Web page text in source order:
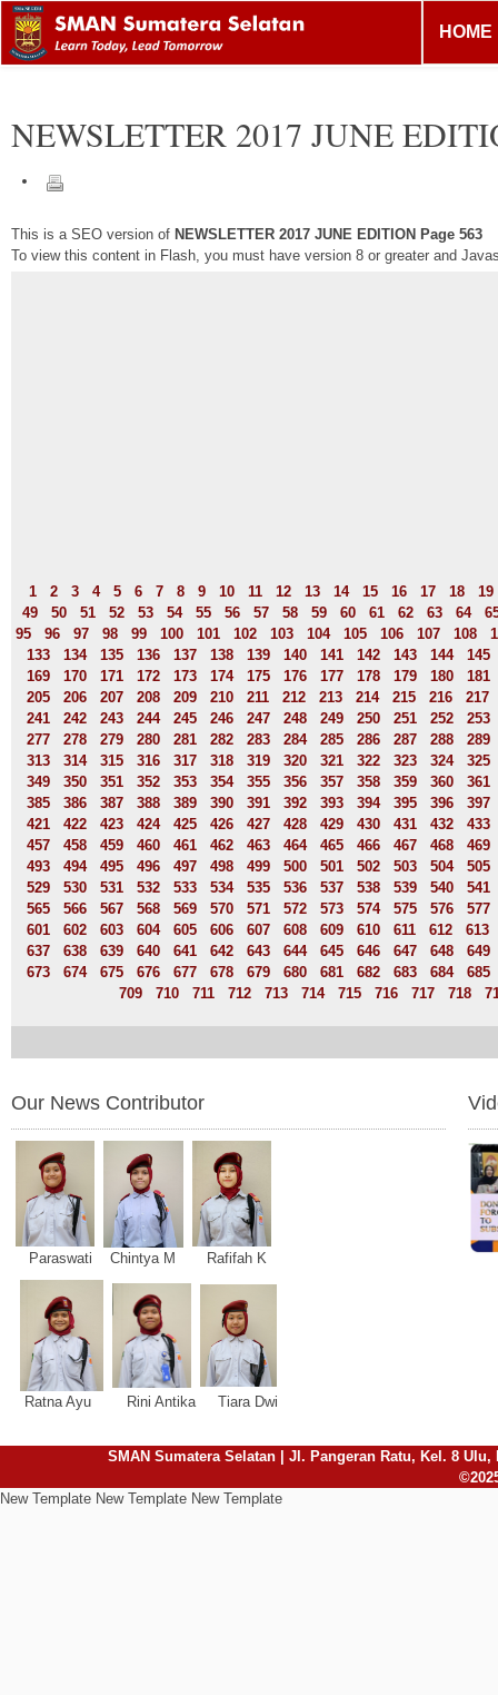
HOME
NEWSLETTER 2017 JUNE
This is a SEO version of NEWSLETTER 2017 JUNE EDITION Page 563
To view this content in Flash, you must have version 8 or greater and
1 2 3 4 5 6 7 8 9 10 11 12 13 14 15 16 17 18
19
49
50 51 52 53 54 55 56 57 58 59 60 61 62 63 64
95
96 97 98 99 100 101 102 103 104 105 106 107 108
133
134 135 136 137 138 139 140 141 142 143 144
145
169
170 171 172 173 174 175 176 177 178 179 180
181
205
206 207 208 209 210 211 212 213 214 215 216
217
241
242 243 244 245 246 247 248 249 250 251 252
253
277
278 279 280 281 282 283 284 285 286 287 288
289
313
314 315 316 317 318 319 320 321 322 323 324
325
349
350 351 352 353 354 355 356 357 358 359 360
361
385
386 387 388 389 390 391 392 393 394 395 396
397
421
422 423 424 425 426 427 428 429 430 431 432
433
457
458 459 460 461 462 463 464 465 466 467 468
469
493
494 495 496 497 498 499 500 501 502 503 504
505
529
530 531 532 533 534 535 536 537 538 539 540
541
565
566 567 568 569 570 571 572 573 574 575 576
577
601
602 603 604 605 606 607 608 609 610 611 612
613
637
638 639 640 641 642 643 644 645 646 647 648
649
673
674 675 676 677 678 679 680 681 682 683 684
685
709
710 711 712 713 714 715 716 717 718
Our News Contributor
Paraswati Chintya M Rafifah K
Ratna Ayu Rini Antika Tiara Dwi
SMAN Sumatera Selatan | Jl. Pangeran Ratu, Kel. 8 Ulu,
New Template New Template New Template